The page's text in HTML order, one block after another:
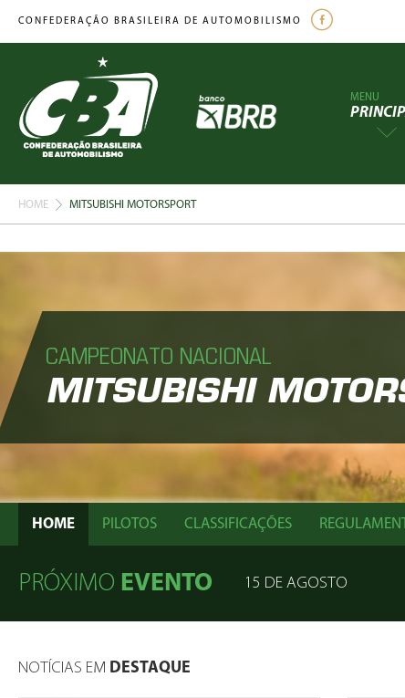
CONFEDERAÇÃO BRASILEIRA DE AUTOMOBILISMO
MENU
HOME MITSUBISHI MOTORSPORT
CAMPEONATO NACIONAL
MITSUBISHI
HOME PILOTOS CLASSIFICAÇÕES
PRÓXIMO EVENTO 15 DE AGOSTO
NOTÍCIAS EM DESTAQUE